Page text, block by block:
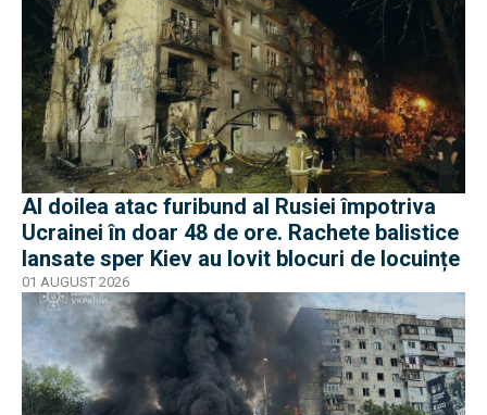
Al doilea atac furibund al Rusiei împotriva
Ucrainei în doar 48 de ore. Rachete balistice
lansate sper Kiev au lovit blocuri de locuințe
01 AUGUST 2026